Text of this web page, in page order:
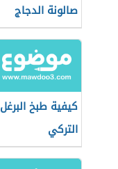
صالونة الدجاج
كيفية طبخ البرغل
التركي